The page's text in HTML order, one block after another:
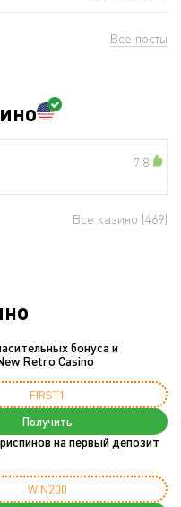
Все посты
7.8
Все казино (469)
бонуса и
Retro Casino
FIRST1
Получить
на первый депозит
WIN200